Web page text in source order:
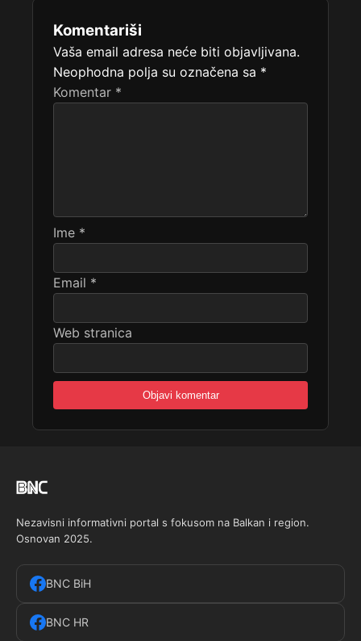
Komentariši
Vaša email adresa neće biti objavljivana.
Neophodna polja su označena sa *
Komentar *
Ime *
Email *
Web stranica
Nezavisni informativni portal s fokusom na Balkan i region.
Osnovan 2025.
BNC BiH
BNC HR